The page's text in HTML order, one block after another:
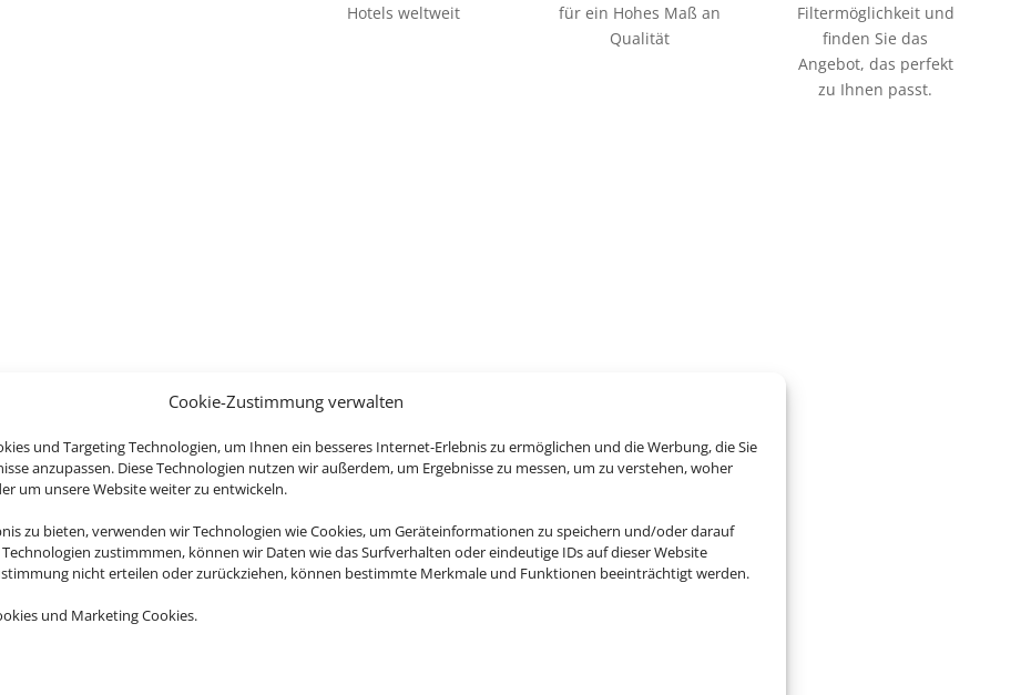
Cookie-Zustimmung verwalten
und Targeting Technologien, um Ihnen ein besseres Internet-Erlebnis zu ermöglichen und die Werbung, die Sie
anzupassen. Diese Technologien nutzen wir außerdem, um Ergebnisse zu messen, um zu verstehen, woher
um unsere Website weiter zu entwickeln.
zu bieten, verwenden wir Technologien wie Cookies, um Geräteinformationen zu speichern und/oder darauf
zustimmmen, können wir Daten wie das Surfverhalten oder eindeutige IDs auf dieser Website
nicht erteilen oder zurückziehen, können bestimmte Merkmale und Funktionen beeinträchtigt werden.
und Marketing Cookies.
Hotels weltweit
für ein Hohes Maß an
Qualität
Filtermöglichkeit und
finden Sie das
Angebot, das perfekt
zu Ihnen passt.